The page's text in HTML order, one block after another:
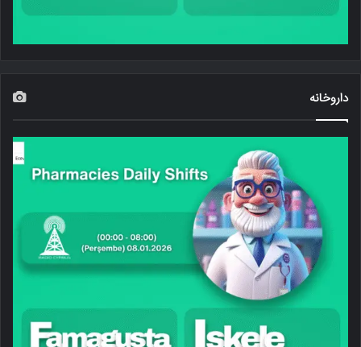
داروخانه